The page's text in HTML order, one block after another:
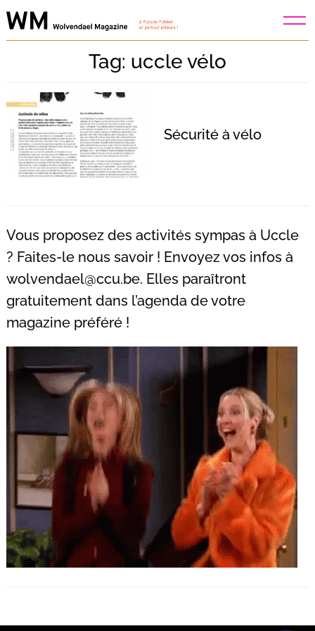
Skip
to
Tag: uccle vélo
Sécurité à vélo
Vous proposez des activités sympas à Uccle
? Faites-le nous savoir ! Envoyez vos infos à
wolvendael@ccu.be. Elles paraîtront
gratuitement dans l’agenda de votre
magazine préféré !
Recherche
pour
: